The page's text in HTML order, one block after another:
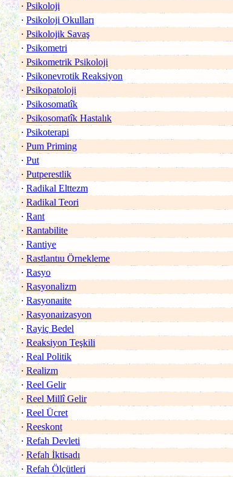
· Psikoloji
· Psikoloji Okulları
· Psikolojik Savaş
· Psikometri
· Psikometrik Psikoloji
· Psikonevrotik Reaksiyon
· Psikopatoloji
· Psikosomatîk
· Psikosomatîk Hastalık
· Psikoterapi
· Pum Priming
· Put
· Putperestlik
· Radikal Elttezm
· Radikal Teori
· Rant
· Rantabilite
· Rantiye
· Rastlantıu Örnekleme
· Rasyo
· Rasyonalizm
· Rasyonaıite
· Rasyonaıizasyon
· Rayiç Bedel
· Reaksiyon Teşkili
· Real Politik
· Realizm
· Reel Gelir
· Reel Millî Gelir
· Reel Ücret
· Reeskont
· Refah Devleti
· Refah İktisadı
· Refah Ölçütleri